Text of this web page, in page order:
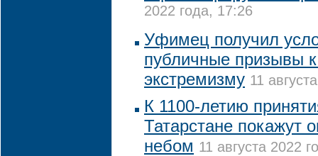
2022 года, 17:26
Уфимец получил
публичные призывы
экстремизму 11
К 1100-летию
Татарстане покажут
небом 11 августа 2022